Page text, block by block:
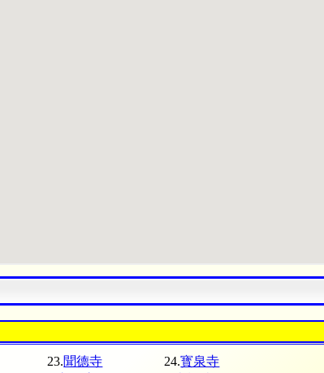
23.聞德寺 24.寳泉寺